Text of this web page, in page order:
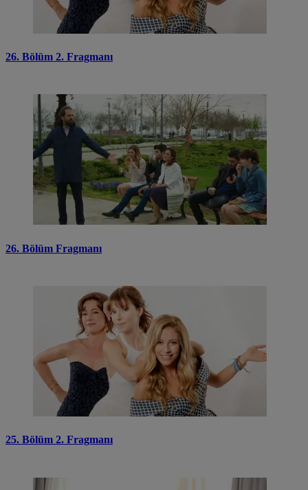
26. Bölüm 2. Fragmanı
26. Bölüm Fragmanı
25. Bölüm 2. Fragmanı